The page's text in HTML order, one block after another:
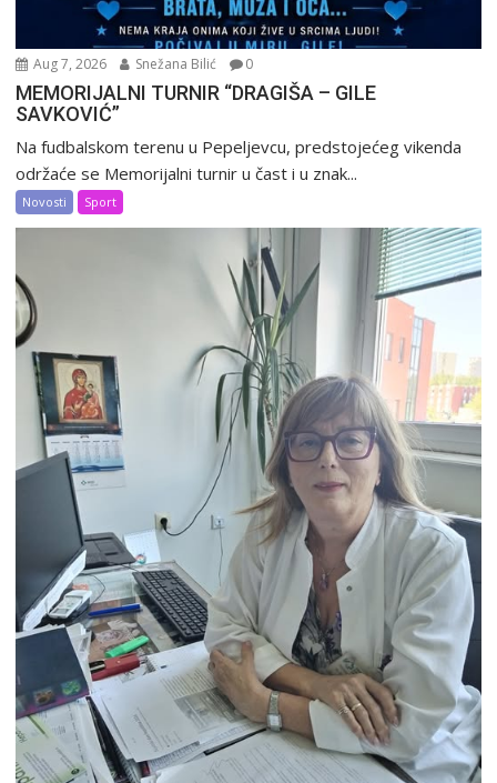
Aug 7, 2026 Snežana Bilić 0
MEMORIJALNI TURNIR “DRAGIŠA – GILE
SAVKOVIĆ”
Na fudbalskom terenu u Pepeljevcu, predstojećeg vikenda
održaće se Memorijalni turnir u čast i u znak...
Novosti Sport